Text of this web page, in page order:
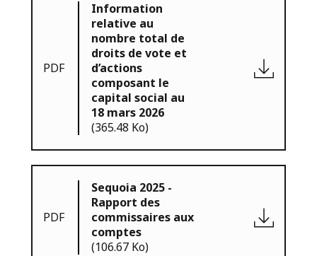
PDF
Information
relative au
nombre total de
droits de vote et
d’actions
composant le
capital social au
18 mars 2026
(365.48 Ko)
PDF
Sequoia 2025 -
Rapport des
commissaires aux
comptes
(106.67 Ko)